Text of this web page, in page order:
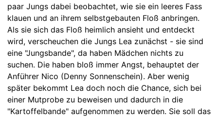
paar Jungs dabei beobachtet, wie sie ein leeres Fass
klauen und an ihrem selbstgebauten Floß anbringen.
Als sie sich das Floß heimlich ansieht und entdeckt
wird, verscheuchen die Jungs Lea zunächst - sie sind
eine "Jungsbande", da haben Mädchen nichts zu
suchen. Die haben bloß immer Angst, behauptet der
Anführer Nico (Denny Sonnenschein). Aber wenig
später bekommt Lea doch noch die Chance, sich bei
einer Mutprobe zu beweisen und dadurch in die
"Kartoffelbande" aufgenommen zu werden. Sie soll das